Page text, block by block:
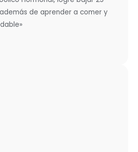
de aprender a comer y